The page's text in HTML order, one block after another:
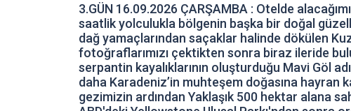
3.GÜN 16.09.2026 ÇARŞAMBA : Otelde
saatlik yolculukla bölgenin başka bir doğal
dağ yamaçlarından saçaklar halinde dökülen
fotoğraflarımızı çektikten sonra biraz ileride
serpantin kayalıklarının oluşturduğu Mavi Göl
daha Karadeniz’in muhteşem doğasına hayran
gezimizin ardından Yaklaşık 500 hektar alana